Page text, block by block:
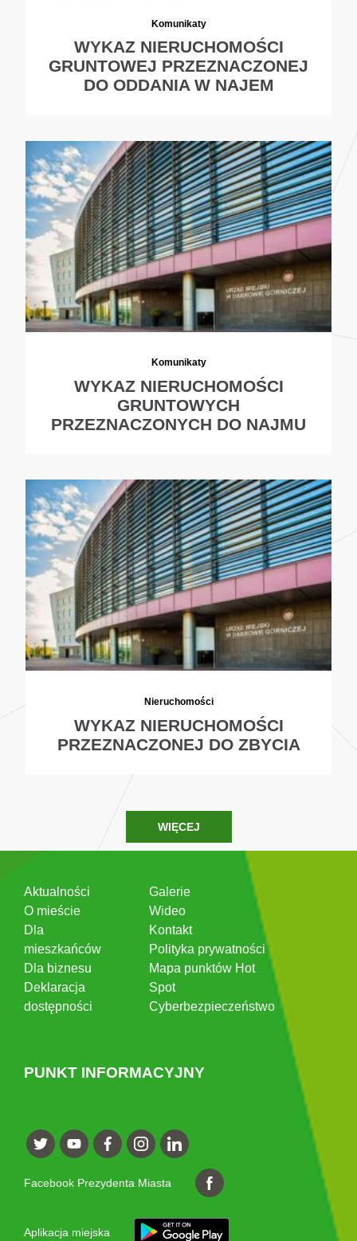
Komunikaty
WYKAZ NIERUCHOMOŚCI
GRUNTOWEJ PRZEZNACZONEJ
DO ODDANIA W NAJEM
Komunikaty
WYKAZ NIERUCHOMOŚCI
GRUNTOWYCH
PRZEZNACZONYCH DO NAJMU
Nieruchomości
WYKAZ NIERUCHOMOŚCI
PRZEZNACZONEJ DO ZBYCIA
WIĘCEJ
Aktualności
O mieście
Dla
mieszkańców
Dla biznesu
Deklaracja
dostępności
Galerie
Wideo
Kontakt
Polityka prywatności
Mapa punktów Hot
Spot
Cyberbezpieczeństwo
PUNKT INFORMACYJNY
Facebook Prezydenta Miasta
Aplikacja miejska